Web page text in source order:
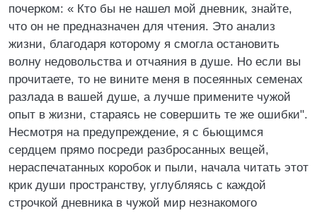
почерком: « Кто бы не нашел мой дневник, знайте,
что он не предназначен для чтения. Это анализ
жизни, благодаря которому я смогла остановить
волну недовольства и отчаяния в душе. Но если вы
прочитаете, то не вините меня в посеянных семенах
разлада в вашей душе, а лучше примените чужой
опыт в жизни, стараясь не совершить те же ошибки".
Несмотря на предупреждение, я с бьющимся
сердцем прямо посреди разбросанных вещей,
нераспечатанных коробок и пыли, начала читать этот
крик души пространству, углубляясь с каждой
строчкой дневника в чужой мир незнакомого